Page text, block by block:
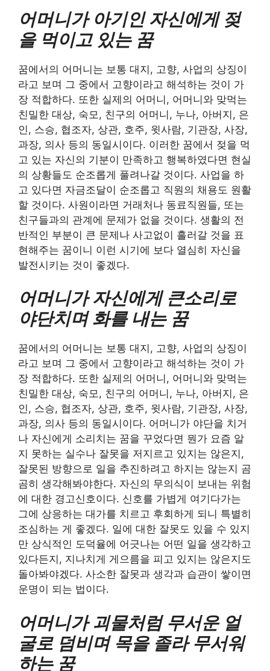
어머니가 아기인 자신에게 젖
을 먹이고 있는 꿈
꿈에서의 어머니는 보통 대지, 고향, 사업의 상징이
라고 보며 그 중에서 고향이라고 해석하는 것이 가
장 적합하다. 또한 실제의 어머니, 어머니와 맞먹는
친밀한 대상, 숙모, 친구의 어머니, 누나, 아버지, 은
인, 스승, 협조자, 상관, 호주, 윗사람, 기관장, 사장,
과장, 의사 등의 동일시이다. 이러한 꿈에서 젖을 먹
고 있는 자신의 기분이 만족하고 행복하였다면 현실
의 상황들도 순조롭게 풀려나갈 것이다. 사업을 하
고 있다면 자금조달이 순조롭고 직원의 채용도 원활
할 것이다. 사원이라면 거래처나 동료직원들, 또는
친구들과의 관계에 문제가 없을 것이다. 생활의 전
반적인 부분이 큰 문제나 사고없이 흘러갈 것을 표
현해주는 꿈이니 이런 시기에 보다 열심히 자신을
발전시키는 것이 좋겠다.
어머니가 자신에게 큰소리로
야단치며 화를 내는 꿈
꿈에서의 어머니는 보통 대지, 고향, 사업의 상징이
라고 보며 그 중에서 고향이라고 해석하는 것이 가
장 적합하다. 또한 실제의 어머니, 어머니와 맞먹는
친밀한 대상, 숙모, 친구의 어머니, 누나, 아버지, 은
인, 스승, 협조자, 상관, 호주, 윗사람, 기관장, 사장,
과장, 의사 등의 동일시이다. 어머니가 야단을 치거
나 자신에게 소리치는 꿈을 꾸었다면 뭔가 요즘 알
지 못하는 실수나 잘못을 저지르고 있지는 않은지,
잘못된 방향으로 일을 추진하려고 하지는 않는지 곰
곰히 생각해봐야한다. 자신의 무의식이 보내는 위험
에 대한 경고신호이다. 신호를 가볍게 여기다가는
그에 상응하는 대가를 치르고 후회하게 되니 특별히
조심하는 게 좋겠다. 일에 대한 잘못도 있을 수 있지
만 상식적인 도덕율에 어긋나는 어떤 일을 생각하고
있다든지, 지나치게 게으름을 피고 있지는 않은지도
돌아봐야겠다. 사소한 잘못과 생각과 습관이 쌓이면
운명이 되는 법이다.
어머니가 괴물처럼 무서운 얼
굴로 덤비며 목을 졸라 무서워
하는 꿈